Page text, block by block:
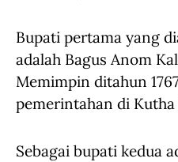
Bupati pertama yang
adalah Bagus Anom
Memimpin ditahun
pemerintahan di
Sebagai bupati kedua